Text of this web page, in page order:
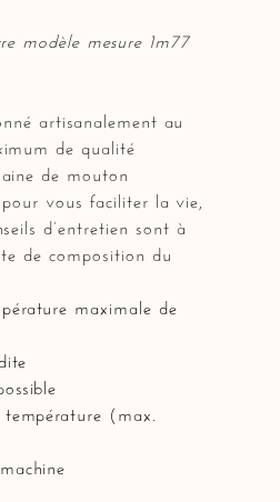
modèle mesure 1m77
artisanalement au
de qualité
de mouton
pour vous faciliter la vie,
d’entretien sont à
de composition du
maximale de
température (max.